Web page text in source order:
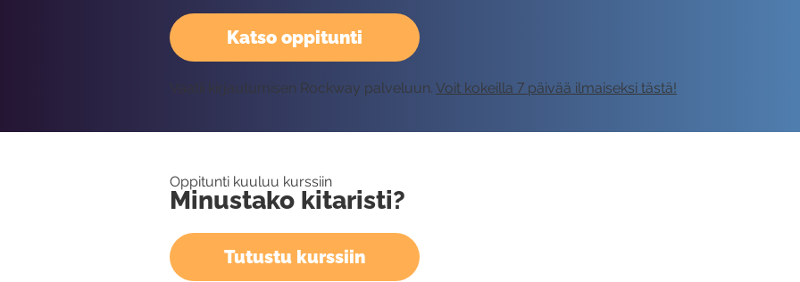
Katso oppitunti
Vaatii kirjautumisen Rockway palveluun. Voit kokeilla 7 päivää ilmaiseksi tästä!
Oppitunti kuuluu kurssiin
Minustako kitaristi?
Tutustu kurssiin